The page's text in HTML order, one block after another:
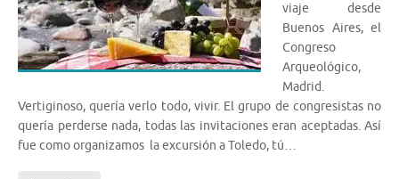
viaje desde
Buenos Aires, el
Congreso
Arqueológico,
Madrid.
Vertiginoso, quería verlo todo, vivir. El grupo de congresistas no
quería perderse nada, todas las invitaciones eran aceptadas. Así
fue como organizamos la excursión a Toledo, tú…